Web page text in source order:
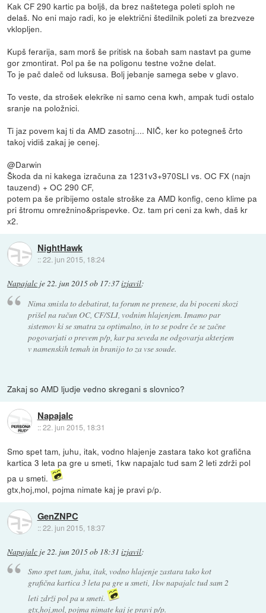
Kak CF 290 kartic pa boljš, da brez naštetega poleti sploh ne
delaš. No eni majo radi, ko je električni štedilnik poleti za brezveze
vklopljen.
Kupš ferarija, sam morš še pritisk na šobah sam nastavt pa gume
gor zmontirat. Pol pa še na poligonu testne vožne delat.
To je pač daleč od luksusa. Bolj jebanje samega sebe v glavo.
To veste, da strošek elekrike ni samo cena kwh, ampak tudi ostalo
sranje na položnici.
Ti jaz povem kaj ti da AMD zasotnj.... NIČ, ker ko potegneš črto
takoj vidiš zakaj je cenej.
@Darwin
Škoda da ni kakega izračuna za 1231v3+970SLI vs. OC FX (najn
tauzend) + OC 290 CF,
potem pa še pribijemo ostale stroške za AMD konfig, ceno klime pa
pri štromu omrežnino&prispevke. Oz. tam pri ceni za kwh, daš kr
x2.
NightHawk
::22. jun 2015, 18:24
Napajalc je22. jun 2015 ob 17:37izjavil:
Nima smisla to debatirat, ta forum ne prenese, da bi poceni skozi
prišel na račun OC, CF/SLI, vodnim hlajenjem. Imamo par
sistemov ki se smatra za optimalno, in to se podre če se začne
pogovarjati o prevem p/p, kar pa seveda ne odgovarja akterjem
v namenskih temah in branijo to za vse soude.
Zakaj so AMD ljudje vedno skregani s slovnico?
Napajalc
::22. jun 2015, 18:31
Smo spet tam, juhu, itak, vodno hlajenje zastara tako kot grafična
kartica 3 leta pa gre u smeti, 1kw napajalc tud sam 2 leti zdrži pol
pa u smeti.
gtx,hoj,mol, pojma nimate kaj je pravi p/p.
GenZNPC
::22. jun 2015, 18:37
Napajalc je22. jun 2015 ob 18:31 izjavil:
Smo spet tam, juhu, itak, vodno hlajenje zastara tako kot
grafična kartica 3 leta pa gre u smeti, 1kw napajalc tud sam 2
leti zdrži pol pa u smeti.
gtx,hoj,mol, pojma nimate kaj je pravi p/p.